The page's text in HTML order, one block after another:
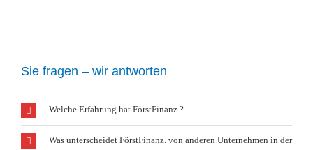
Sie fragen – wir antworten
Welche Erfahrung hat FörstFinanz.?
Was unterscheidet FörstFinanz. von anderen Unternehmen in der